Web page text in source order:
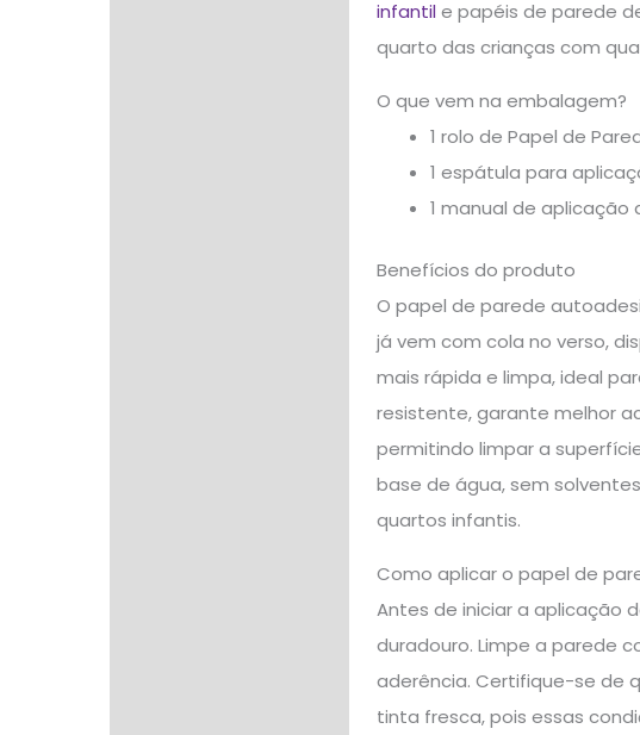
infantil e papéis de parede
quarto das crianças com
O que vem na embalagem?
1 rolo de Papel de
1 espátula para
1 manual de aplicação
Benefícios do produto
O papel de parede
já vem com cola no verso,
mais rápida e limpa, ideal
resistente, garante melhor
permitindo limpar a
base de água, sem
quartos infantis.
Como aplicar o papel de
Antes de iniciar a aplicação
duradouro. Limpe a parede
aderência. Certifique-se de
tinta fresca, pois essas